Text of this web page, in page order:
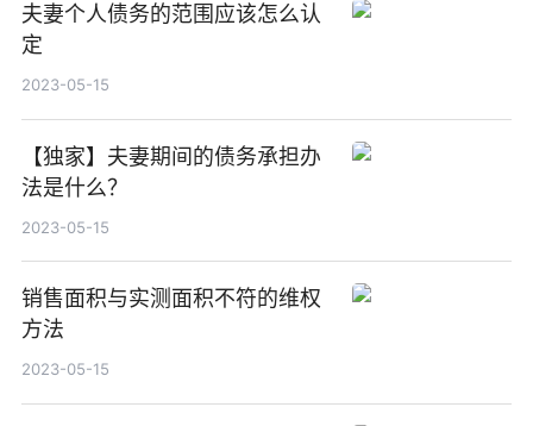
夫妻个人债务的范围应该怎么认
定
2023-05-15
【独家】夫妻期间的债务承担办
法是什么？
2023-05-15
销售面积与实测面积不符的维权
方法
2023-05-15